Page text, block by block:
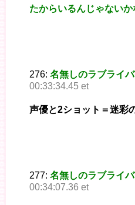
たからいるんじゃないか
276: 名無しのラブライ
00:33:34.45 et
声優と2ショット＝迷彩
277: 名無しのラブライ
00:34:07.36 et